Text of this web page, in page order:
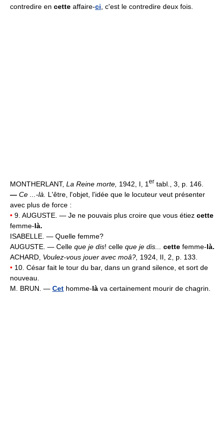
contredire en cette affaire-ci, c'est le contredire deux fois.
MONTHERLANT, La Reine morte, 1942, I, 1 er tabl., 3, p. 146.
— Ce ...-là. L'être, l'objet, l'idée que le locuteur veut présenter
avec plus de force :
• 9. AUGUSTE. — Je ne pouvais plus croire que vous étiez cette
femme-là.
ISABELLE. — Quelle femme?
AUGUSTE. — Celle que je dis! celle que je dis... cette femme-là.
ACHARD, Voulez-vous jouer avec moâ?, 1924, II, 2, p. 133.
• 10. César fait le tour du bar, dans un grand silence, et sort de
nouveau.
M. BRUN. — Cet homme-là va certainement mourir de chagrin.